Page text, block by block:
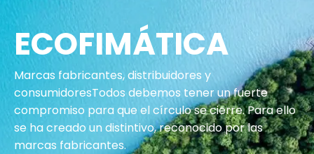
ECOFIMÁTICA
Marcas fabricantes, distribuidores y
consumidoresTodos debemos tener un fuerte
compromiso para que el círculo se cierre. Para ello
se ha creado un distintivo, reconocido por las
marcas fabricantes.